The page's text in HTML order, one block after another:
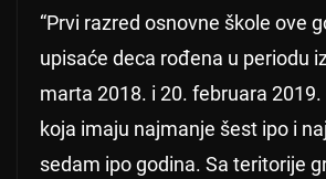
“Prvi razred osnovne škole ove
upisaće deca rođena u periodu
marta 2018. i 20. februara 2019.
koja imaju najmanje šest ipo i
sedam ipo godina. Sa teritorije